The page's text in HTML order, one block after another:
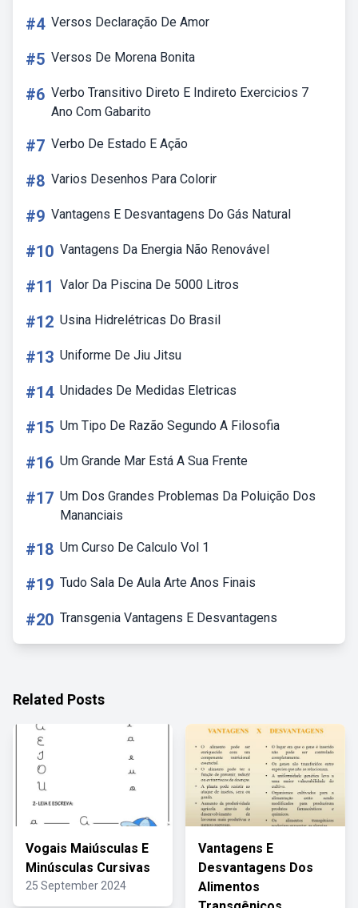
#4 Versos Declaração De Amor
#5 Versos De Morena Bonita
#6 Verbo Transitivo Direto E Indireto Exercicios 7
Ano Com Gabarito
#7 Verbo De Estado E Ação
#8 Varios Desenhos Para Colorir
#9 Vantagens E Desvantagens Do Gás Natural
#10 Vantagens Da Energia Não Renovável
#11 Valor Da Piscina De 5000 Litros
#12 Usina Hidrelétricas Do Brasil
#13 Uniforme De Jiu Jitsu
#14 Unidades De Medidas Eletricas
#15 Um Tipo De Razão Segundo A Filosofia
#16 Um Grande Mar Está A Sua Frente
#17 Um Dos Grandes Problemas Da Poluição Dos
Mananciais
#18 Um Curso De Calculo Vol 1
#19 Tudo Sala De Aula Arte Anos Finais
#20 Transgenia Vantagens E Desvantagens
Related Posts
Vogais Maiúsculas E
Minúsculas Cursivas
25 September 2024
Vantagens E
Desvantagens Dos
Alimentos